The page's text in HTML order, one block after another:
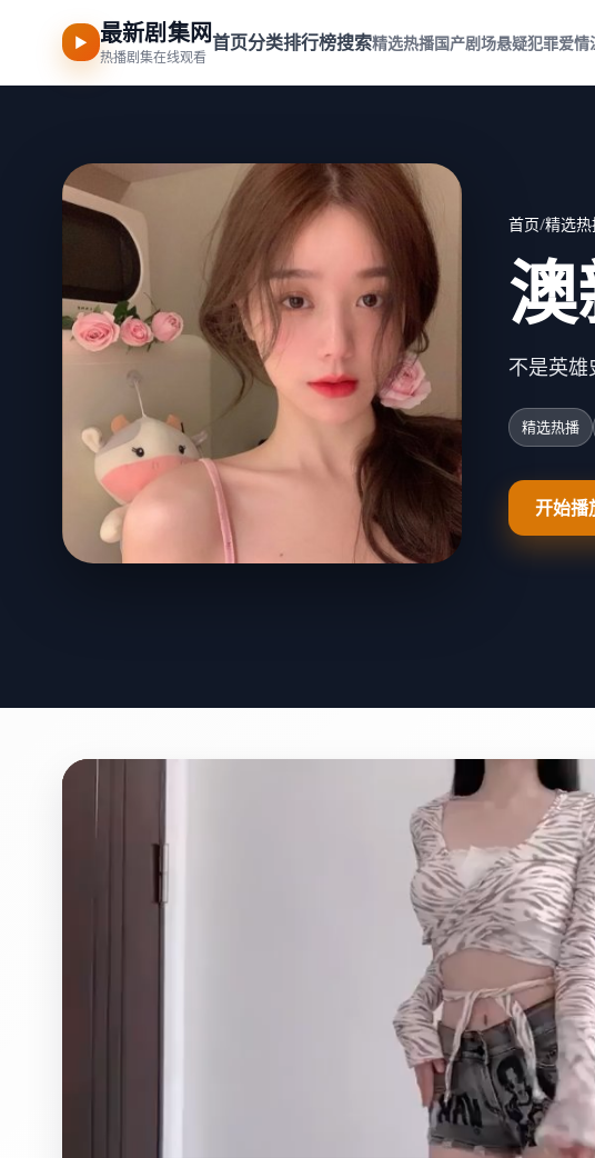
▶ 最新剧集网
热播剧集在线观看
首页分类排行榜搜索精选热播国产剧场悬疑犯罪爱情
首页/精选
不是英雄
精选热播
开始播